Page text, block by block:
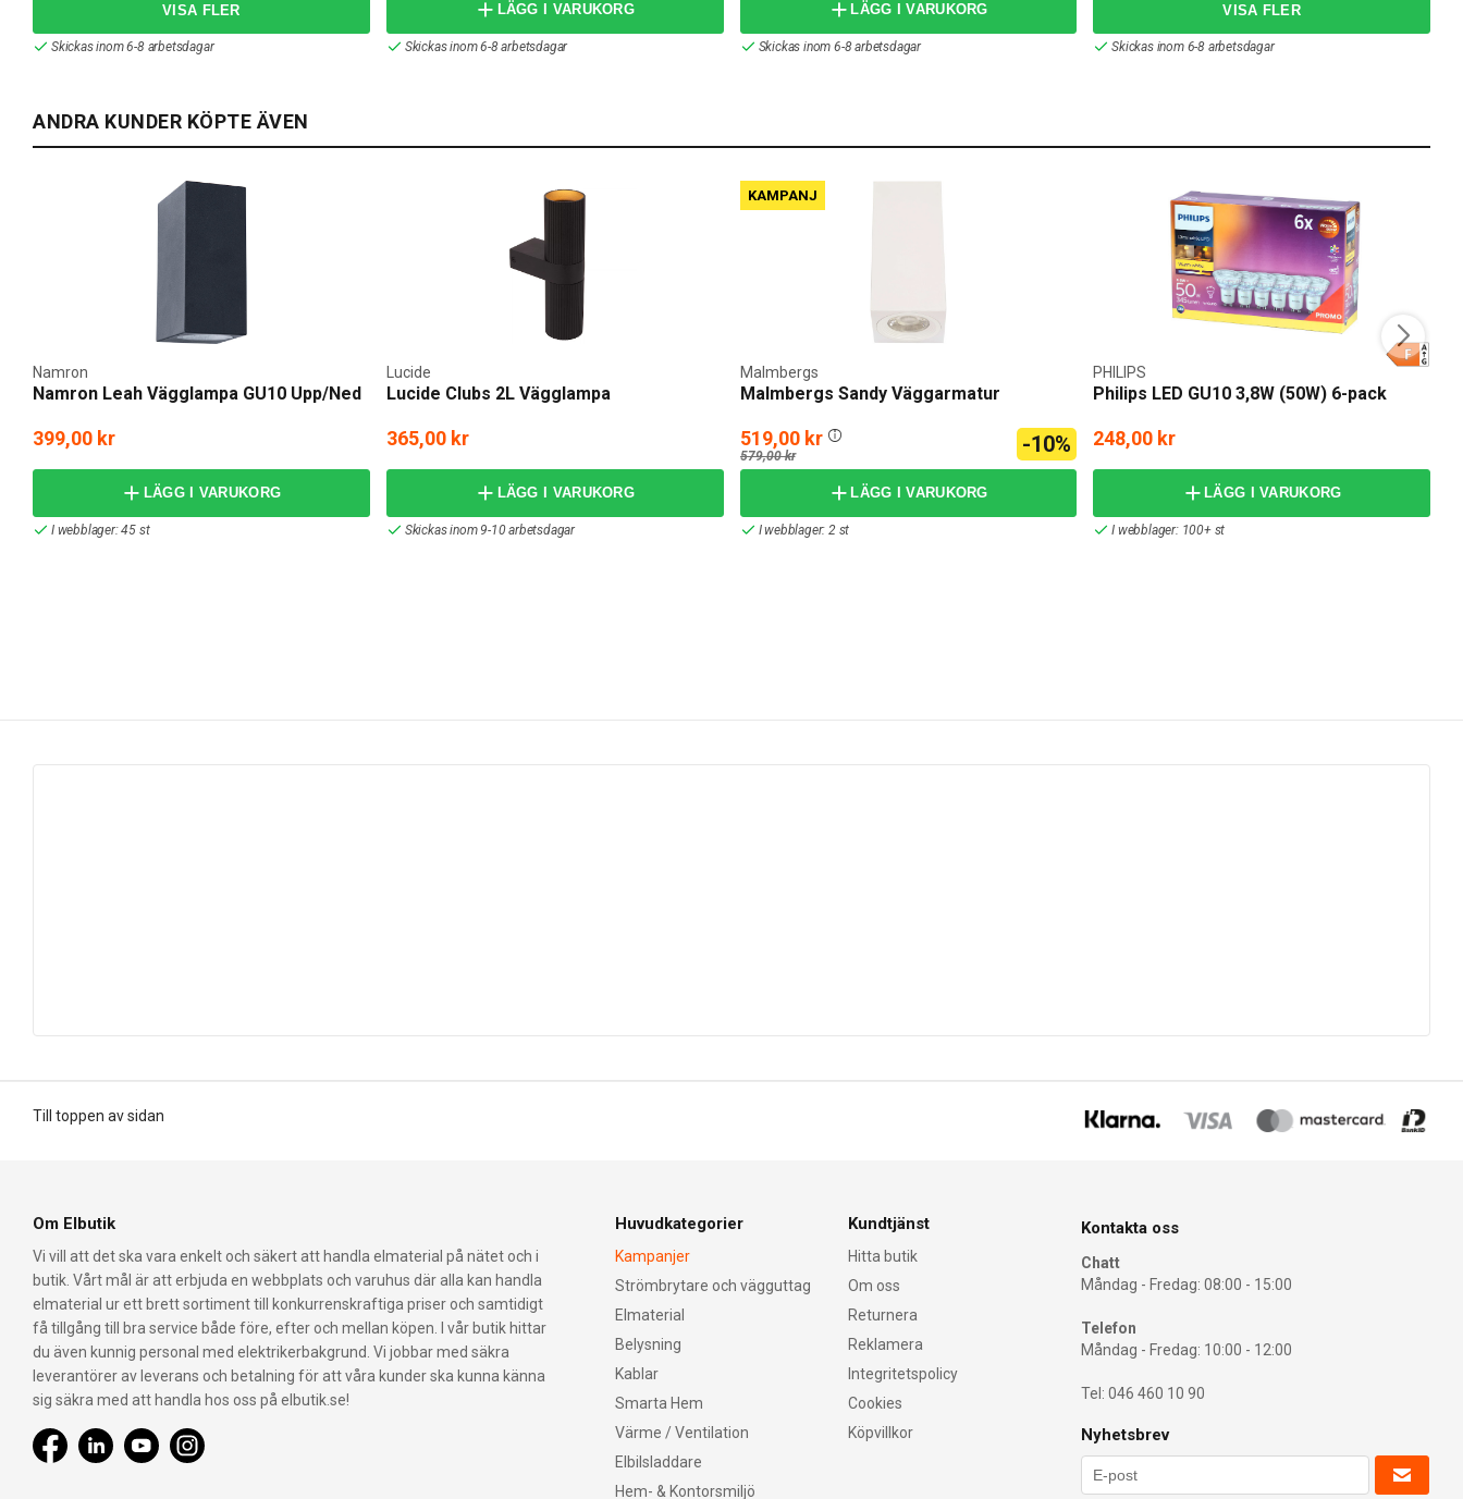
Skickas inom 6-8 arbetsdagar
LÄGG I VARUKORG
Skickas inom 6-8 arbetsdagar
LÄGG I VARUKORG
Skickas inom 6-8 arbetsdagar Skickas inom 6-8 arbetsdagar
ANDRA KUNDER KÖPTE ÄVEN
Namron Leah Vägglampa GU10 Upp/Ned
Namron
399,00 kr
LÄGG I VARUKORG
I webblager: 45 st
Lucide Clubs 2L Vägglampa
Lucide
365,00 kr
LÄGG I VARUKORG
Skickas inom 9-10 arbetsdagar
KAMPANJ
Malmbergs Sandy Väggarmatur
Malmbergs
519,00 kr
579,00 kr -10%
LÄGG I VARUKORG
I webblager: 2 st
Philips LED GU10 3,8W (50W) 6-pack
PHILIPS
248,00 kr
LÄGG I VARUKORG
I webblager: 100+ st
Till toppen av sidan
Om Elbutik
Vi vill att det ska vara enkelt och säkert att handla elmaterial på nätet och i
butik. Vårt mål är att erbjuda en webbplats och varuhus där alla kan handla
elmaterial ur ett brett sortiment till konkurrenskraftiga priser och samtidigt
få tillgång till bra service både före, efter och mellan köpen. I vår butik hittar
du även kunnig personal med elektrikerbakgrund. Vi jobbar med säkra
leverantörer av leverans och betalning för att våra kunder ska kunna känna
sig säkra med att handla hos oss på elbutik.se!
Huvudkategorier
Kampanjer
Strömbrytare och vägguttag
Elmaterial
Belysning
Kablar
Smarta Hem
Värme / Ventilation
Elbilsladdare
Hem- & Kontorsmiljö
Kundtjänst
Hitta butik
Om oss
Returnera
Reklamera
Integritetspolicy
Cookies
Köpvillkor
Kontakta oss
Chatt
Måndag - Fredag: 08:00 - 15:00
Telefon
Måndag - Fredag: 10:00 - 12:00
Tel: 046 460 10 90
Nyhetsbrev